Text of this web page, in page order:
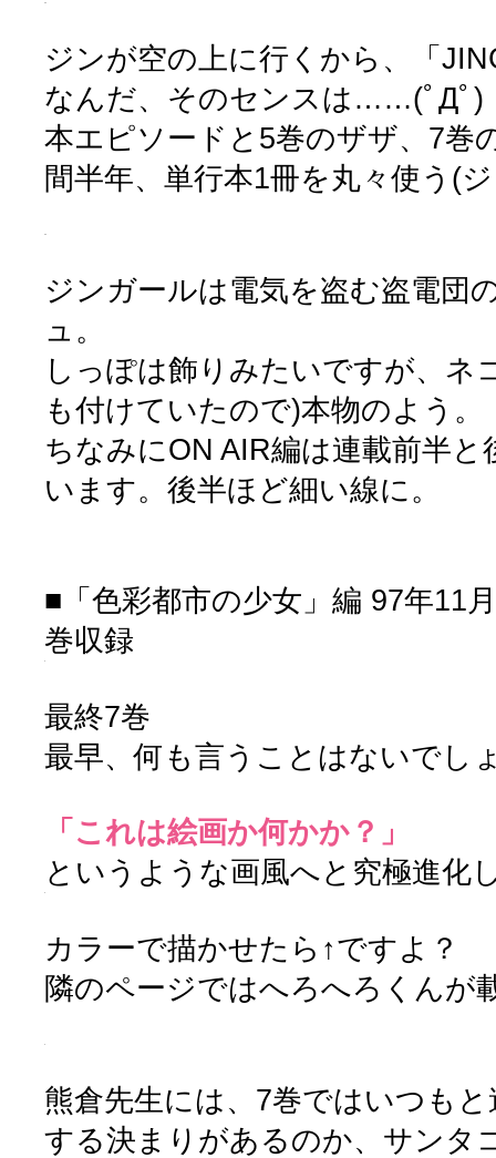
ジンが空の上に行くから、「
なんだ、そのセンスは……(ﾟДﾟ)
本エピソードと5巻のザザ、7巻
間半年、単行本1冊を丸々使う(
ジンガールは電気を盗む盗電団
ュ。
しっぽは飾りみたいですが、ネ
も付けていたので)本物のよう。
ちなみにON AIR編は連載前半
います。後半ほど細い線に。
■「色彩都市の少女」編 97年11
巻収録
最終7巻
最早、何も言うことはないでし
「これは絵画か何かか？」
というような画風へと究極進化
カラーで描かせたら↑ですよ？
隣のページではへろへろくんが
熊倉先生には、7巻ではいつも
する決まりがあるのか、サンタ